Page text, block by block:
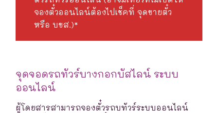
จองตั๋วออนไลน์ต้องไปเช็คที่ จุดขายตั๋ว
หรือ บขส.)*
จุดจอดรถทัวร์บางกอกบัสไลน์ ระบบ
ออนไลน์
ผู้โดยสารสามารถจองตั๋วรถบทัวร์ระบบออนไลน์